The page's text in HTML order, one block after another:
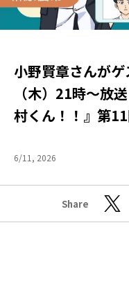
小野賢章さんが
（木）21時～放
村くん！！』第
6/11, 2026
Share